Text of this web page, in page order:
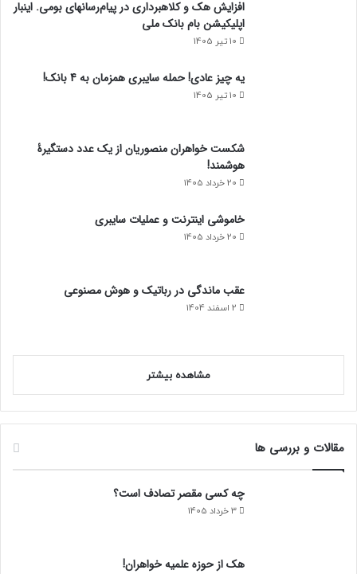
افزایش هک و کلاهبرداری در پیام‌رسانهای بومی. اینبار
اپلیکیشن بام‌ بانک ملی
10 تیر 1405
یه چیز عادی! حمله سایبری همزمان به 4 بانک!
10 تیر 1405
شکست خواهران منصوریان از یک عدد دستگیرۀ
هوشمند!
20 خرداد 1405
خاموشی اینترنت و عملیات سایبری
20 خرداد 1405
عقب ماندگی در رباتیک و هوش مصنوعی
2 اسفند 1404
مشاهده بیشتر
مقالات و بررسی ها
چه کسی مقصر تصادف است؟
3 خرداد 1405
هک از حوزه علمیه خواهران!